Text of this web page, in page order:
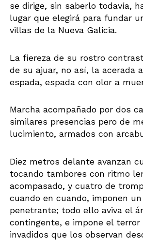
se dirige, sin saberlo todavía,
lugar que elegirá para fundar
villas de la Nueva Galicia.
La fiereza de su rostro
de su ajuar, no así, la acerada
espada, espada con olor a
Marcha acompañado por dos
similares presencias pero de
lucimiento, armados con
Diez metros delante avanzan
tocando tambores con ritmo
acompasado, y cuatro de
cuando en cuando, imponen
penetrante; todo ello aviva el
contingente, e impone el terror
invadidos que los observan